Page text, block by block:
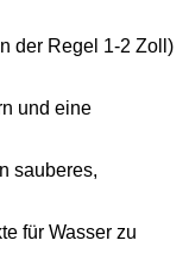
der Regel 1-2 Zoll)
und eine
sauberes,
für Wasser zu